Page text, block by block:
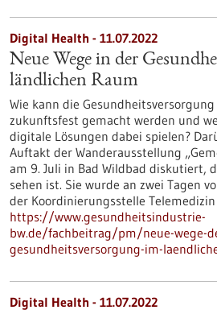
Digital Health - 11.07.2022
Neue Wege in der
ländlichen Raum
Wie kann die
zukunftsfest gemacht werden und
digitale Lösungen dabei spielen?
Auftakt der Wanderausstellung
am 9. Juli in Bad Wildbad diskutiert,
sehen ist. Sie wurde an zwei Tagen
der Koordinierungsstelle
https://www.gesundheitsindustrie-
bw.de/fachbeitrag/pm/neue-wege-
gesundheitsversorgung-im-
Digital Health - 11.07.2022